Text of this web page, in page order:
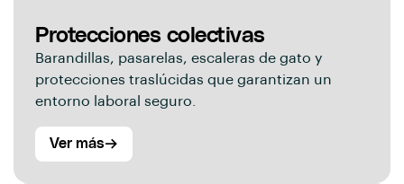
Protecciones colectivas
Barandillas, pasarelas, escaleras de gato y
protecciones traslúcidas que garantizan un
entorno laboral seguro.
Ver más